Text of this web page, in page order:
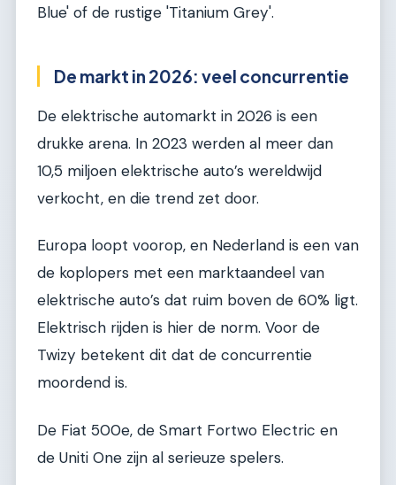
Blue' of de rustige 'Titanium Grey'.
De markt in 2026: veel concurrentie
De elektrische automarkt in 2026 is een
drukke arena. In 2023 werden al meer dan
10,5 miljoen elektrische auto’s wereldwijd
verkocht, en die trend zet door.
Europa loopt voorop, en Nederland is een van
de koplopers met een marktaandeel van
elektrische auto’s dat ruim boven de 60% ligt.
Elektrisch rijden is hier de norm. Voor de
Twizy betekent dit dat de concurrentie
moordend is.
De Fiat 500e, de Smart Fortwo Electric en
de Uniti One zijn al serieuze spelers.